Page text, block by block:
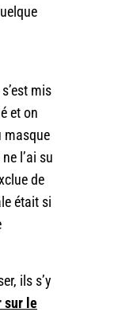
mis
et on
masque
l’ai su
de
était si
ils s’y
sur le